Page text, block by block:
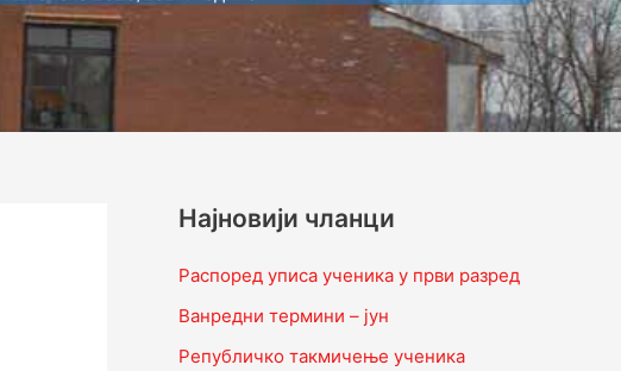
Најновији чланци
Распоред уписа ученика у први разред
Ванредни термини – јун
Републичко такмичење ученика